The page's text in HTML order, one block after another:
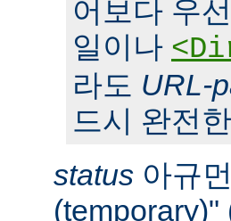
어보다 우
일이나
라도 URL-
드시 완전
status 아규